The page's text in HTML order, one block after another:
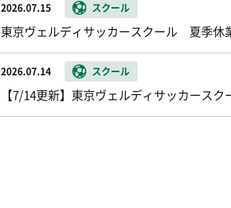
2026.07.15 スクール
東京ヴェルディサッカースクール 夏季休
2026.07.14 スクール
【7/14更新】東京ヴェルディサッカースク